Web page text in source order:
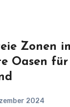
Zonen
Oasen
2024